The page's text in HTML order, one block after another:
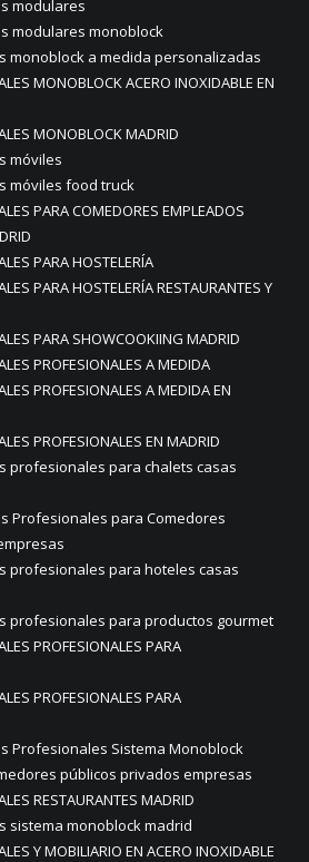
modulares
modulares monoblock
monoblock a medida personalizadas
MONOBLOCK ACERO INOXIDABLE EN
MONOBLOCK MADRID
móviles
móviles food truck
PARA COMEDORES EMPLEADOS
PARA HOSTELERÍA
PARA HOSTELERÍA RESTAURANTES Y
PARA SHOWCOOKIING MADRID
PROFESIONALES A MEDIDA
PROFESIONALES A MEDIDA EN
PROFESIONALES EN MADRID
profesionales para chalets casas
Profesionales para Comedores
profesionales para hoteles casas
profesionales para productos gourmet
PROFESIONALES PARA
PROFESIONALES PARA
Profesionales Sistema Monoblock
públicos privados empresas
RESTAURANTES MADRID
sistema monoblock madrid
Y MOBILIARIO EN ACERO INOXIDABLE